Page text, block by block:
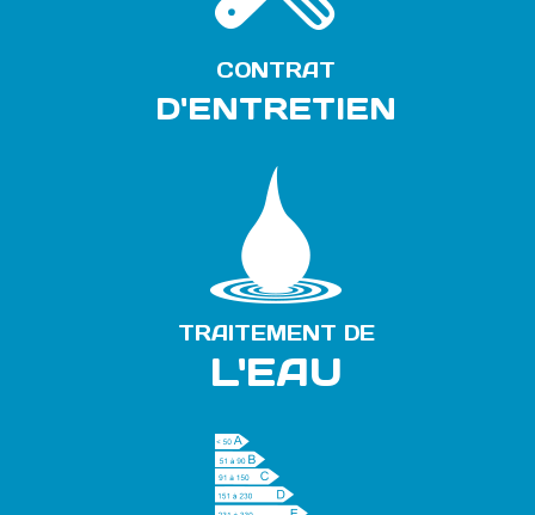
CONTRAT
D'ENTRETIEN
TRAITEMENT DE
L'EAU